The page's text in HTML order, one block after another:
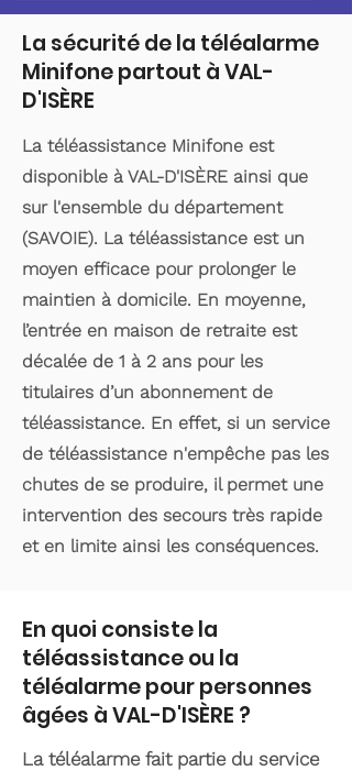
La sécurité de la téléalarme
Minifone partout à VAL-
D'ISÈRE
La téléassistance Minifone est
disponible à VAL-D'ISÈRE ainsi que
sur l'ensemble du département
(SAVOIE). La téléassistance est un
moyen efficace pour prolonger le
maintien à domicile. En moyenne,
l’entrée en maison de retraite est
décalée de 1 à 2 ans pour les
titulaires d’un abonnement de
téléassistance. En effet, si un service
de téléassistance n'empêche pas les
chutes de se produire, il permet une
intervention des secours très rapide
et en limite ainsi les conséquences.
En quoi consiste la
téléassistance ou la
téléalarme pour personnes
âgées à VAL-D'ISÈRE ?
La téléalarme fait partie du service